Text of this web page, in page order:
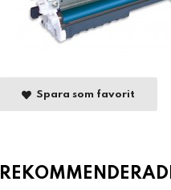
Spara som favorit